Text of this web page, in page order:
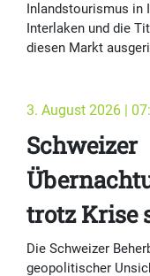
Inlandstourismus in
Interlaken und die
diesen Markt
3. August 2026 |
Schweizer
trotz Krise
Die Schweizer
geopolitischer